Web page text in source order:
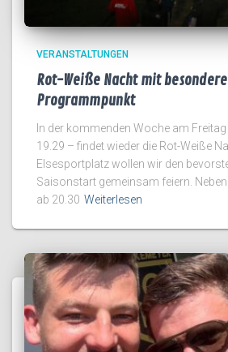
VERANSTALTUNGEN
Rot-Weiße Nacht mit
Programmpunkt
In der kommenden Woche am
19.29 – findet wieder die Rot-Weiße
Elsesportplatz wollen wir den
Saisonstart gemeinsam feiern.
ab 20.30 Weiterlesen